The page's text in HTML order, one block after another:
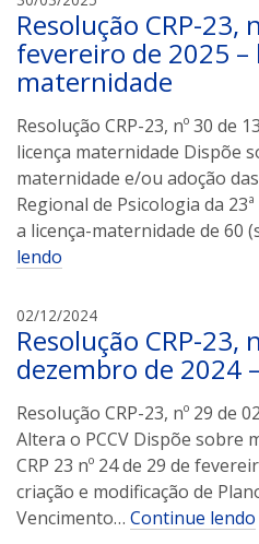
r
e
s
r
i
v
a
n
d
r
e
t
a
e
s
Resolução CRP-23,
fevereiro de 2025 –
maternidade
Resolução CRP-23, nº 30 de
licença maternidade Dispõe
maternidade e/ou adoção
Regional de Psicologia da
a licença-maternidade de 60
lendo
02/12/2024a
r
i
v
a
n
d
e
t
Resolução CRP-23,
dezembro de 2024
Resolução CRP-23, nº 29 de
Altera o PCCV Dispõe sobre
CRP 23 nº 24 de 29 de
criação e modificação de
Vencimento… Continue lendo